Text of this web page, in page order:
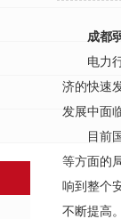
成都
电力
济的快速
发展中面
目前
等方面的
响到整个
不断提高